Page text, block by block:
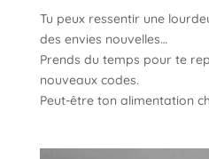
Tu peux ressentir une
des envies nouvelles…
Prends du temps pour te
nouveaux codes.
Peut-être ton alimentation